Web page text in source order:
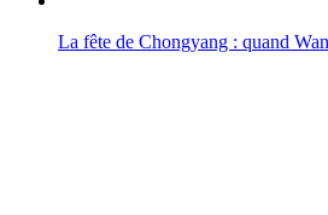
La fête de Chongyang : quand